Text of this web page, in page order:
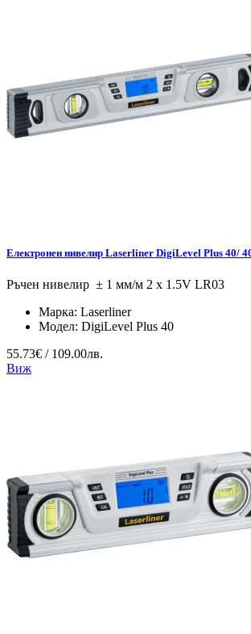
Електронен нивелир Laserliner DigiLevel Plus 40/
Ръчен нивелир ± 1 мм/м 2 x 1.5V LR03
Марка: Laserliner
Модел: DigiLevel Plus 40
55.73€ / 109.00лв.
Виж